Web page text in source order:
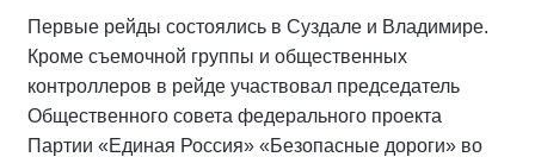
Первые рейды состоялись в Суздале и Владимире.
Кроме съемочной группы и общественных
контроллеров в рейде участвовал председатель
Общественного совета федерального проекта
Партии «Единая Россия» «Безопасные дороги» во